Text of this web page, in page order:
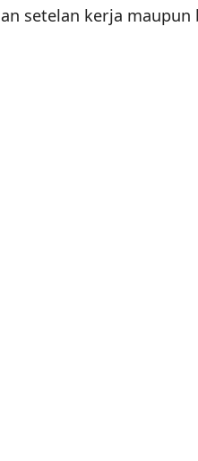
setelan kerja maupun